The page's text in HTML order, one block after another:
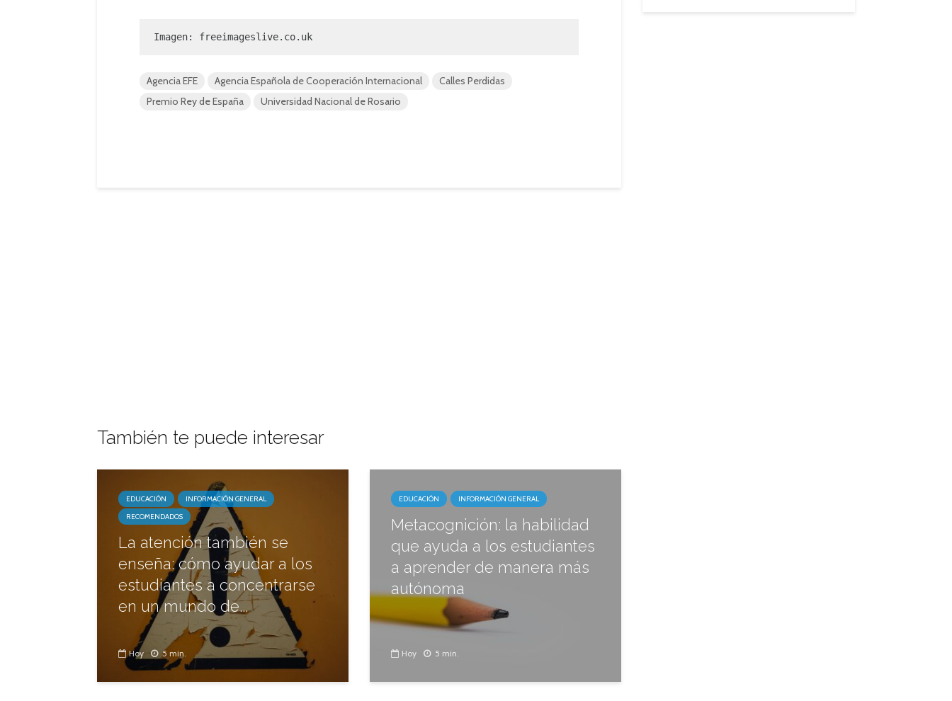
Imagen: freeimageslive.co.uk
Agencia EFE Agencia Española de Cooperación Internacional
Calles Perdidas
Premio Rey de España
Universidad Nacional de Rosario
También te puede interesar
EDUCACIÓN
INFORMACIÓN GENERAL
RECOMENDADOS
La atención también se
enseña: cómo ayudar a los
estudiantes a concentrarse
en un mundo de...
Hoy 5 min.
EDUCACIÓN INFORMACIÓN GENERAL
Metacognición: la habilidad
que ayuda a los estudiantes
a aprender de manera más
autónoma
Hoy 5 min.